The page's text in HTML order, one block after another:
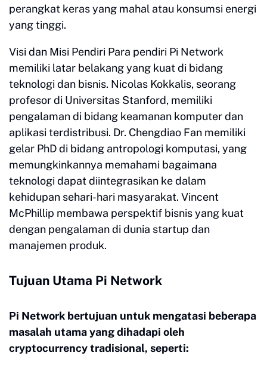
perangkat keras yang mahal atau konsumsi energi
yang tinggi.
Visi dan Misi Pendiri Para pendiri Pi Network
memiliki latar belakang yang kuat di bidang
teknologi dan bisnis. Nicolas Kokkalis, seorang
profesor di Universitas Stanford, memiliki
pengalaman di bidang keamanan komputer dan
aplikasi terdistribusi. Dr. Chengdiao Fan memiliki
gelar PhD di bidang antropologi komputasi, yang
memungkinkannya memahami bagaimana
teknologi dapat diintegrasikan ke dalam
kehidupan sehari-hari masyarakat. Vincent
McPhillip membawa perspektif bisnis yang kuat
dengan pengalaman di dunia startup dan
manajemen produk.
Tujuan Utama Pi Network
Pi Network bertujuan untuk mengatasi beberapa
masalah utama yang dihadapi oleh
cryptocurrency tradisional, seperti: